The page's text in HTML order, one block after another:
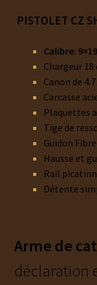
PISTOLET CZ
Calibre:
Chargeur 18
Canon de
Carcasse
Plaquettes
Tige de
Guidon
Hausse et
Rail
Détente
Arme de
déclaration